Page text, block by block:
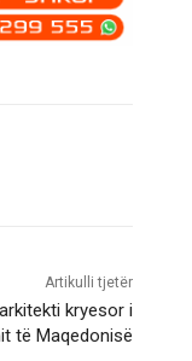
Artikulli tjetër
kryesor i
të Maqedonisë